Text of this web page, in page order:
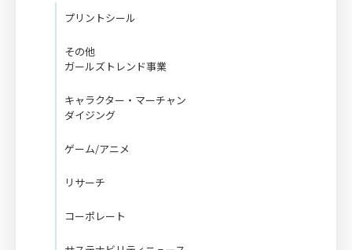
プリントシール
その他
ガールズトレンド事業
キャラクター・マーチャン
ダイジング
ゲーム/アニメ
リサーチ
コーポレート